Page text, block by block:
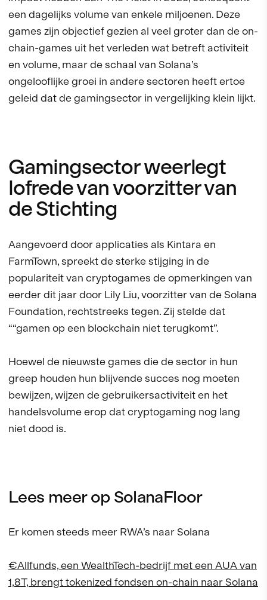
een dagelijks volume van enkele miljoenen. Deze
games zijn objectief gezien al veel groter dan de on-
chain-games uit het verleden wat betreft activiteit
en volume, maar de schaal van Solana’s
ongelooflijke groei in andere sectoren heeft ertoe
geleid dat de gamingsector in vergelijking klein lijkt.
Gamingsector weerlegt
lofrede van voorzitter van
de Stichting
Aangevoerd door applicaties als Kintara en
FarmTown, spreekt de sterke stijging in de
populariteit van cryptogames de opmerkingen van
eerder dit jaar door Lily Liu, voorzitter van de Solana
Foundation, rechtstreeks tegen. Zij stelde dat
““gamen op een blockchain niet terugkomt”.
Hoewel de nieuwste games die de sector in hun
greep houden hun blijvende succes nog moeten
bewijzen, wijzen de gebruikersactiviteit en het
handelsvolume erop dat cryptogaming nog lang
niet dood is.
Lees meer op SolanaFloor
Er komen steeds meer RWA’s naar Solana
€Allfunds, een WealthTech-bedrijf met een AUA van
1,8T, brengt tokenized fondsen on-chain naar Solana